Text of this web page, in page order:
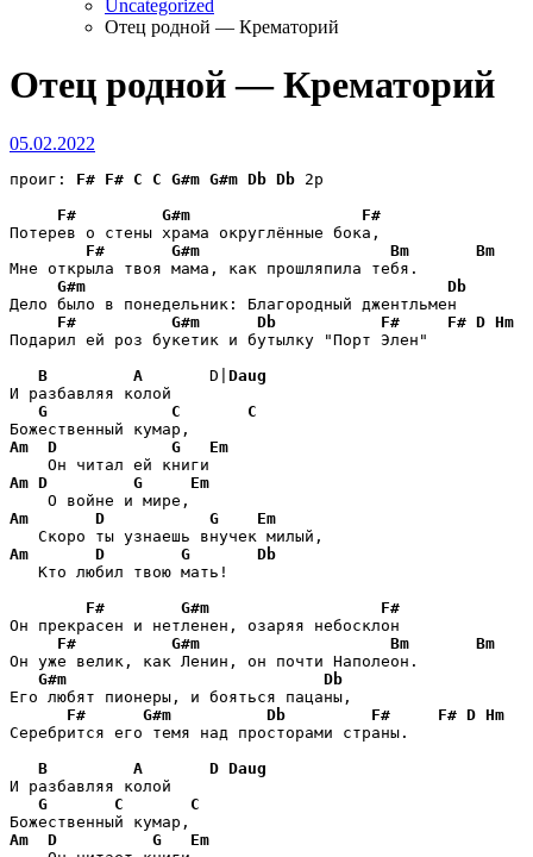
Uncategorized
Отец родной — Крематорий
Отец родной — Крематорий
05.02.2022
проиг: F# F# C C G#m G#m Db Db 2p
F#
G#m
F#
Потерев о стены храма округлённые бока,
F#
G#m Bm
Bm
Мне открыла твоя мама, как прошляпила тебя.
G#m
Db
Дело было в понедельник: Благородный джентльмен
F#
G#m Db F# F# D Hm
Подарил ей роз букетик и бутылку "Порт Элен"
B
A
       D|
Daug
И разбавляя колой
G
C
C
Am
D G
Em
Am D G
Em
Am
D G
Em
Am
D G
Db
   Кто любил твою мать!
F#
G#m
F#
Он прекрасен и нетленен, озаряя небосклон
F#
G#m Bm
Bm
Он уже велик, как Ленин, он почти Наполеон.
G#m
Db
Его любят пионеры, и бояться пацаны,
F#
G#m Db F# F# D Hm
Серебрится его темя над просторами страны.
B
A D Daug
И разбавляя колой
G
C
C
Am
D G
Em